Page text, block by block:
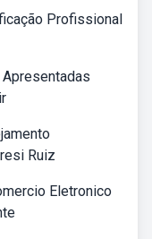
Profissional
Ruiz
Eletronico